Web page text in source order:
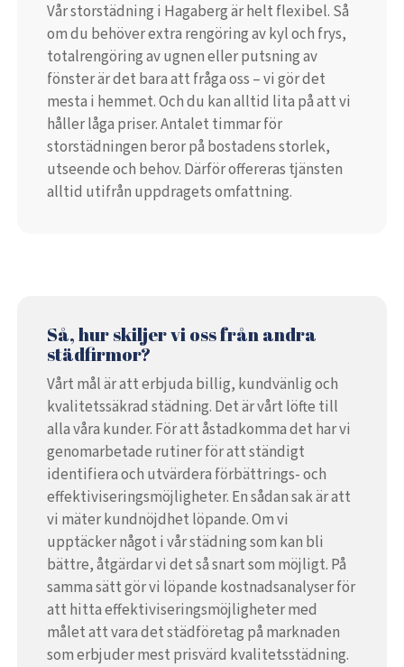
Vår storstädning i Hagaberg är helt flexibel. Så
om du behöver extra rengöring av kyl och frys,
totalrengöring av ugnen eller putsning av
fönster är det bara att fråga oss – vi gör det
mesta i hemmet. Och du kan alltid lita på att vi
håller låga priser. Antalet timmar för
storstädningen beror på bostadens storlek,
utseende och behov. Därför offereras tjänsten
alltid utifrån uppdragets omfattning.
Så, hur skiljer vi oss från andra
städfirmor?
Vårt mål är att erbjuda billig, kundvänlig och
kvalitetssäkrad städning. Det är vårt löfte till
alla våra kunder. För att åstadkomma det har vi
genomarbetade rutiner för att ständigt
identifiera och utvärdera förbättrings- och
effektiviseringsmöjligheter. En sådan sak är att
vi mäter kundnöjdhet löpande. Om vi
upptäcker något i vår städning som kan bli
bättre, åtgärdar vi det så snart som möjligt. På
samma sätt gör vi löpande kostnadsanalyser för
att hitta effektiviseringsmöjligheter med
målet att vara det städföretag på marknaden
som erbjuder mest prisvärd kvalitetsstädning.